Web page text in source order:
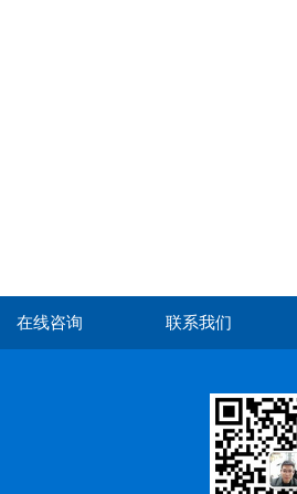
在线咨询 联系我们